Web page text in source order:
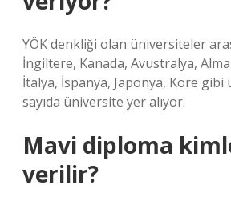
YÖK denkliği olan üniversiteler
İngiltere, Kanada, Avustralya,
İtalya, İspanya, Japonya, Kore gibi
sayıda üniversite yer alıyor.
Mavi diploma
verilir?